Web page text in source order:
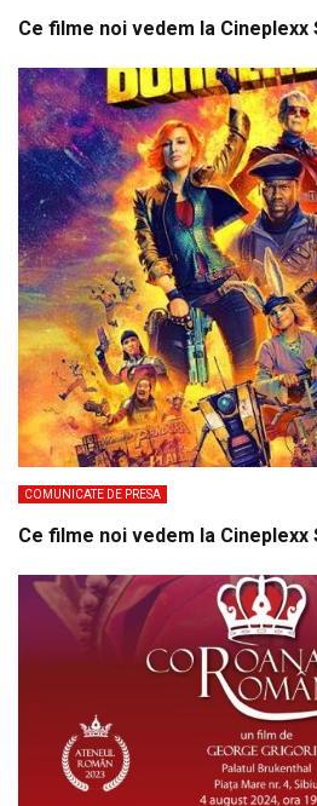
Ce filme noi vedem la Cineplexx
COMUNICATE DE PRESA
Ce filme noi vedem la Cineplexx